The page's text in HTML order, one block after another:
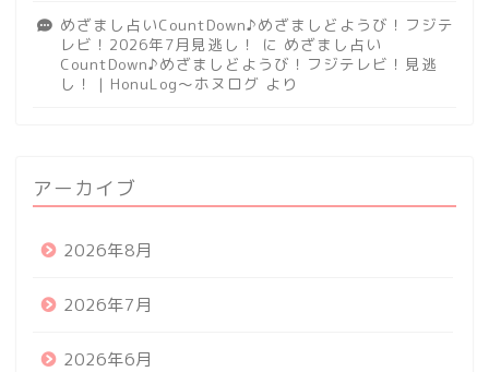
めざまし占いCountDown♪めざましどようび！フジテ
レビ！2026年7月見逃し！
に めざまし占い
CountDown♪めざましどようび！フジテレビ！見逃
し！ | HonuLog～ホヌログ より
アーカイブ
2026年8月
2026年7月
2026年6月